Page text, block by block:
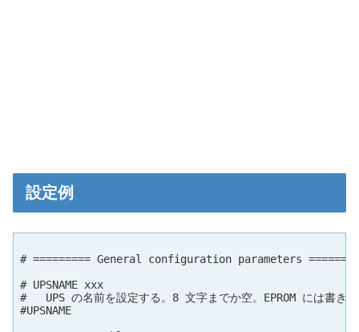
設定例
# ========= General configuration parameters
# UPSNAME xxx
#   UPS の名前を設定する。8 文字までか空。EPROM には書き
#UPSNAME